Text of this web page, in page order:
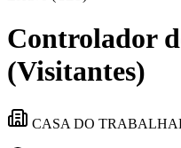
Publicidade Legal
Política
Eleições
Segurança
Controlador
(Visitantes)
CASA DO